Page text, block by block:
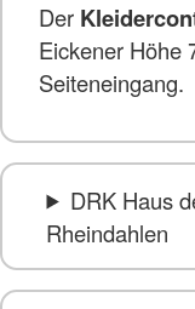
Der
Eickener Höhe
Seiteneingang.
DRK Haus
Rheindahlen